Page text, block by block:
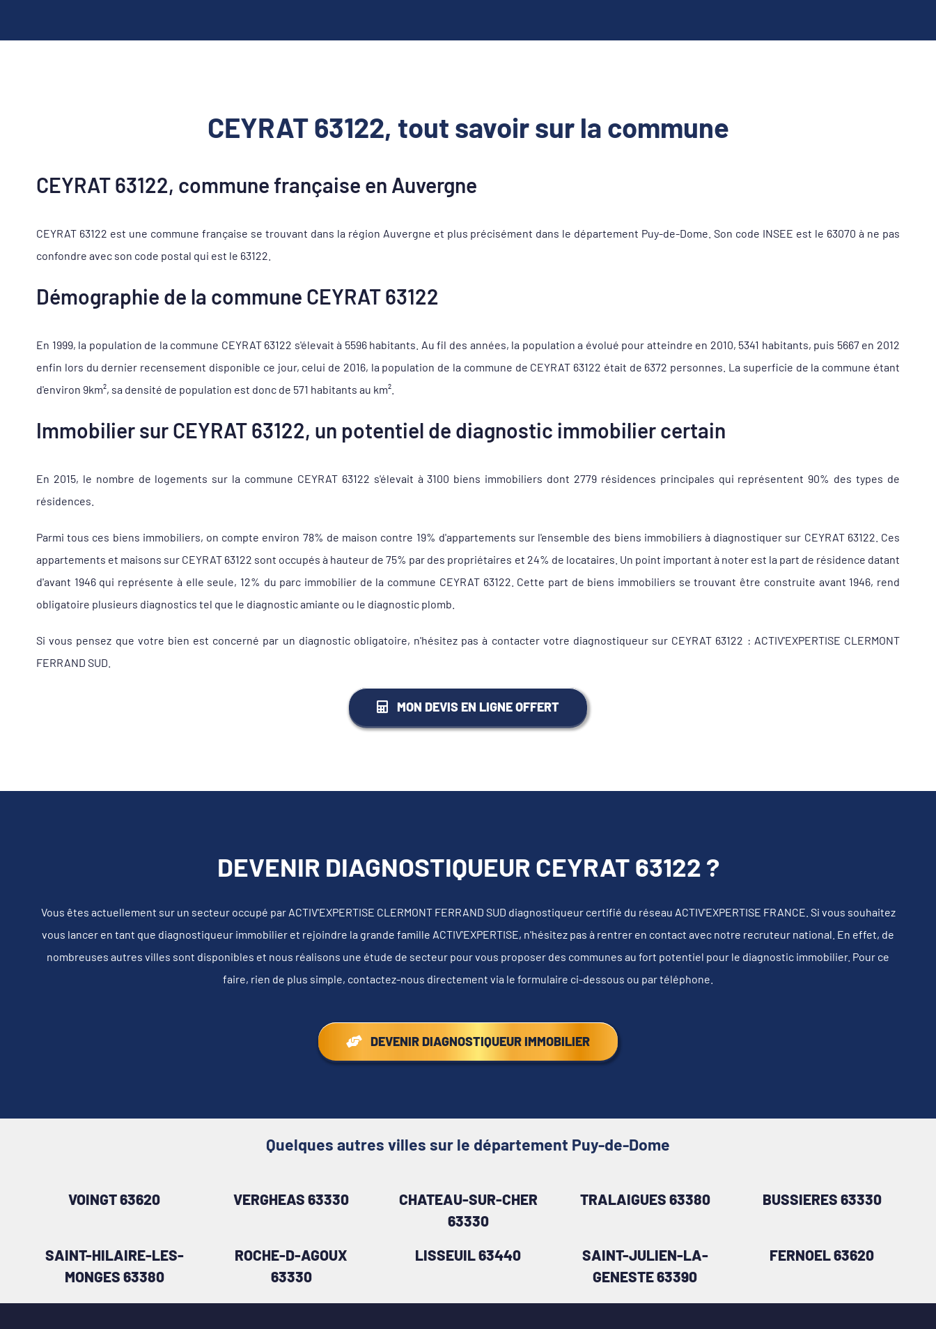
CEYRAT 63122, tout savoir sur la commune
CEYRAT 63122, commune française en Auvergne
CEYRAT 63122 est une commune française se trouvant dans la région Auvergne et plus précisément dans le département Puy-de-Dome. Son code INSEE est le 63070 à ne pas
confondre avec son code postal qui est le 63122.
Démographie de la commune CEYRAT 63122
En 1999, la population de la commune CEYRAT 63122 s'élevait à 5596 habitants. Au fil des années, la population a évolué pour atteindre en 2010, 5341 habitants, puis 5667 en 2012
enfin lors du dernier recensement disponible ce jour, celui de 2016, la population de la commune de CEYRAT 63122 était de 6372 personnes. La superficie de la commune étant
d'environ 9km², sa densité de population est donc de 571 habitants au km².
Immobilier sur CEYRAT 63122, un potentiel de diagnostic immobilier certain
En 2015, le nombre de logements sur la commune CEYRAT 63122 s'élevait à 3100 biens immobiliers dont 2779 résidences principales qui représentent 90% des types de
résidences.
Parmi tous ces biens immobiliers, on compte environ 78% de maison contre 19% d'appartements sur l'ensemble des biens immobiliers à diagnostiquer sur CEYRAT 63122. Ces
appartements et maisons sur CEYRAT 63122 sont occupés à hauteur de 75% par des propriétaires et 24% de locataires. Un point important à noter est la part de résidence datant
d'avant 1946 qui représente à elle seule, 12% du parc immobilier de la commune CEYRAT 63122. Cette part de biens immobiliers se trouvant être construite avant 1946, rend
obligatoire plusieurs diagnostics tel que le diagnostic amiante ou le diagnostic plomb.
Si vous pensez que votre bien est concerné par un diagnostic obligatoire, n'hésitez pas à contacter votre diagnostiqueur sur CEYRAT 63122 : ACTIV'EXPERTISE CLERMONT
FERRAND SUD.
MON DEVIS EN LIGNE OFFERT
DEVENIR DIAGNOSTIQUEUR CEYRAT 63122 ?
Vous êtes actuellement sur un secteur occupé par ACTIV'EXPERTISE CLERMONT FERRAND SUD diagnostiqueur certifié du réseau ACTIV'EXPERTISE FRANCE. Si vous souhaitez
vous lancer en tant que diagnostiqueur immobilier et rejoindre la grande famille ACTIV'EXPERTISE, n'hésitez pas à rentrer en contact avec notre recruteur national. En effet, de
nombreuses autres villes sont disponibles et nous réalisons une étude de secteur pour vous proposer des communes au fort potentiel pour le diagnostic immobilier. Pour ce
faire, rien de plus simple, contactez-nous directement via le formulaire ci-dessous ou par téléphone.
DEVENIR DIAGNOSTIQUEUR IMMOBILIER
Quelques autres villes sur le département Puy-de-Dome
VOINGT 63620 VERGHEAS 63330
CHATEAU-SUR-CHER
63330
TRALAIGUES 63380 BUSSIERES 63330
SAINT-HILAIRE-LES-
MONGES 63380
ROCHE-D-AGOUX
63330
LISSEUIL 63440
SAINT-JULIEN-LA-
GENESTE 63390
FERNOEL 63620